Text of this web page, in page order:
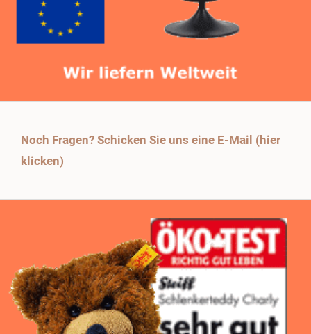
Noch Fragen? Schicken Sie uns eine E-Mail (hier
klicken)